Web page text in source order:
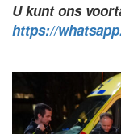
U kunt ons
https://